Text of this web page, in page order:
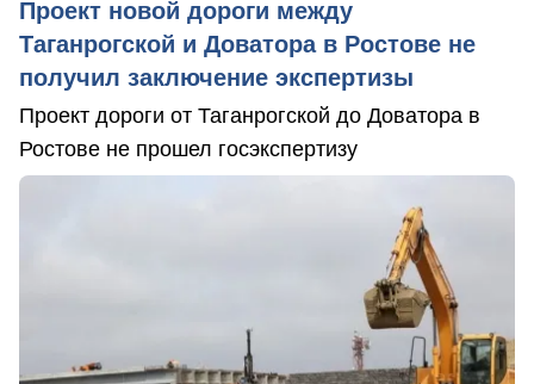
Проект новой дороги между
Таганрогской и Доватора в Ростове не
получил заключение экспертизы
Проект дороги от Таганрогской до Доватора в
Ростове не прошел госэкспертизу